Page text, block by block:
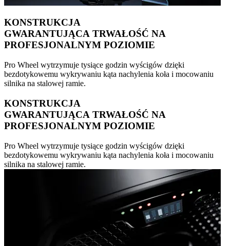
KONSTRUKCJA
GWARANTUJĄCA TRWAŁOŚĆ NA
PROFESJONALNYM POZIOMIE
Pro Wheel wytrzymuje tysiące godzin wyścigów dzięki
bezdotykowemu wykrywaniu kąta nachylenia koła i mocowaniu
silnika na stalowej ramie.
KONSTRUKCJA
GWARANTUJĄCA TRWAŁOŚĆ NA
PROFESJONALNYM POZIOMIE
Pro Wheel wytrzymuje tysiące godzin wyścigów dzięki
bezdotykowemu wykrywaniu kąta nachylenia koła i mocowaniu
silnika na stalowej ramie.